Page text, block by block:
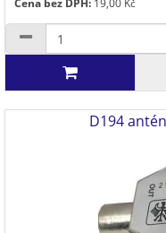
Cena bez DPH: 19,00 Kč
D194